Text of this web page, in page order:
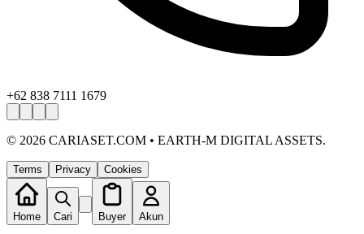
+62 838 7111 1679
© 2026 CARIASET.COM • EARTH-M DIGITAL ASSETS.
Terms Privacy Cookies
Home Cari Buyer Akun